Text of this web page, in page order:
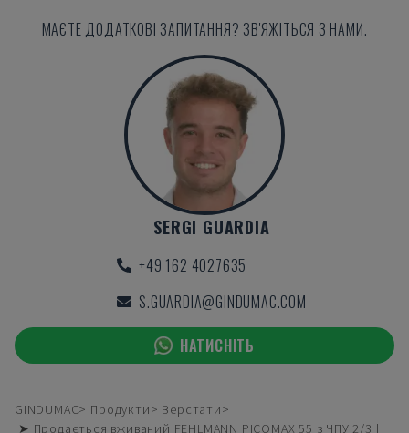
МАЄТЕ ДОДАТКОВІ ЗАПИТАННЯ? ЗВ'ЯЖІТЬСЯ З НАМИ.
SERGI GUARDIA
+49 162 4027635
S.GUARDIA@GINDUMAC.COM
НАТИСНІТЬ
GINDUMAC Продукти
Верстати
➤ Продається вживаний FEHLMANN PICOMAX 55 з ЧПУ 2/3 |